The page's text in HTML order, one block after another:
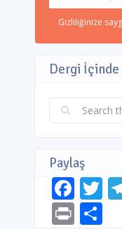
Gizliliğinize
Dergi İçinde
Paylaş
Print